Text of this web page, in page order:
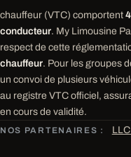
chauffeur (VTC) comportent
conducteur. My Limousine
respect de cette
chauffeur. Pour les groupes
un convoi de plusieurs
au registre VTC officiel,
en cours de validité.
NOS PARTENAIRES :